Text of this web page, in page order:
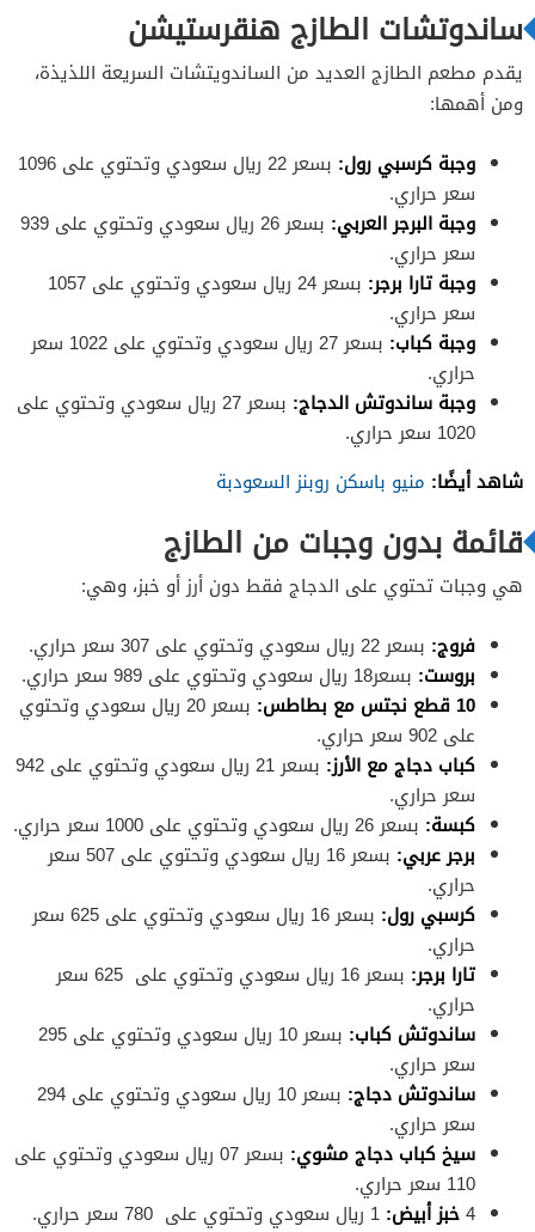
ساندوتشات الطازج هنقرستيشن
يقدم مطعم الطازج العديد من الساندويتشات السريعة اللذيذة،
ومن أهمها:
وجبة كرسبي رول:
بسعر 22 ريال سعودي وتحتوي على 1096
سعر حراري.
وجبة البرجر العربي:
بسعر 26 ريال سعودي وتحتوي على 939
سعر حراري.
وجبة تارا برجر:
بسعر 24 ريال سعودي وتحتوي على 1057
سعر حراري.
وجبة كباب:
بسعر 27 ريال سعودي وتحتوي على 1022 سعر
حراري.
وجبة ساندوتش الدجاج:
بسعر 27 ريال سعودي وتحتوي على
1020 سعر حراري.
شاهد أيضًا: منيو باسكن روبنز السعودبة
قائمة بدون وجبات من الطازج
هي وجبات تحتوي على الدجاج فقط دون أرز أو خبز، وهي:
فروج: بسعر 22 ريال سعودي وتحتوي على 307 سعر حراري.
بروست: بسعر18 ريال سعودي وتحتوي على 989 سعر حراري.
10 قطع نجتس مع بطاطس:
بسعر 20 ريال سعودي وتحتوي
على 902 سعر حراري.
كباب دجاج مع الأرز:
بسعر 21 ريال سعودي وتحتوي على 942
سعر حراري.
كبسة: بسعر 26 ريال سعودي وتحتوي على 1000 سعر حراري.
برجر عربي:
بسعر 16 ريال سعودي وتحتوي على 507 سعر
حراري.
كرسبي رول:
بسعر 16 ريال سعودي وتحتوي على 625 سعر
حراري.
تارا برجر:
بسعر 16 ريال سعودي وتحتوي على 625 سعر
حراري.
ساندوتش كباب:
بسعر 10 ريال سعودي وتحتوي على 295
سعر حراري.
ساندوتش دجاج:
بسعر 10 ريال سعودي وتحتوي على 294
سعر حراري.
سيخ كباب دجاج مشوي:
بسعر 07 ريال سعودي وتحتوي على
110 سعر حراري.
4خبز أبيض: